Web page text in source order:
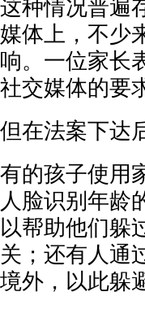
这种情况普遍
媒体上，不少
响。一位家长
社交媒体的要
但在法案下达
有的孩子使用
人脸识别年龄
以帮助他们躲
关；还有人通
境外，以此躲